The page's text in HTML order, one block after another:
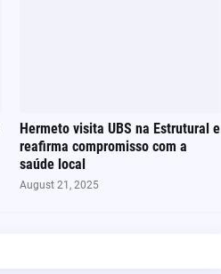
Hermeto visita UBS na Estrutural e
reafirma compromisso com a
saúde local
August 21, 2025